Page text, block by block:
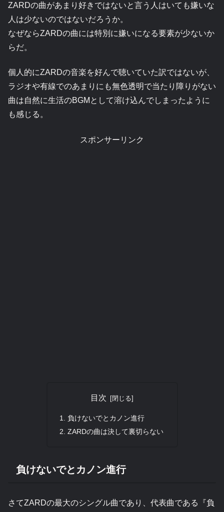
ZARDの曲があまり好きではないと言う人はいても嫌いな
人は少ないのではないだろうか。
なぜならZARDの曲には特別に嫌いになる要素が少ないか
らだ。
個人的にZARDの音楽を好んで聴いていた訳ではないが、
ラジオや有線でのあまりにも無色透明で当たり障りがない
曲は自然に生活のBGMとして溶け込んでしまったように
も感じる。
スポンサーリンク
目次
負けないでとカノン進行
ZARDの曲は決して裏切らない
負けないでとカノン進行
さてZARDの最大のシングル曲であり、代表曲である『負